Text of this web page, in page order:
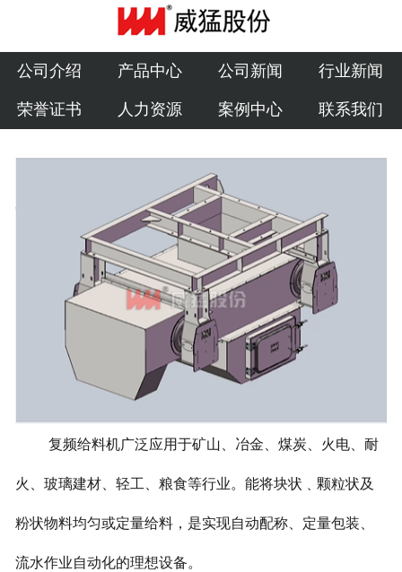
公司介绍
产品中心
公司新闻
行业新闻
荣誉证书
人力资源
案例中心
联系我们
公司介绍 产品中心 公司新闻 行业新闻
荣誉证书 人力资源 案例中心 联系我们
复频给料机广泛应用于矿山、冶金、煤炭、火电、耐
火、玻璃建材、轻工、粮食等行业。能将块状﹑颗粒状及
粉状物料均匀或定量给料，是实现自动配称、定量包装、
流水作业自动化的理想设备。